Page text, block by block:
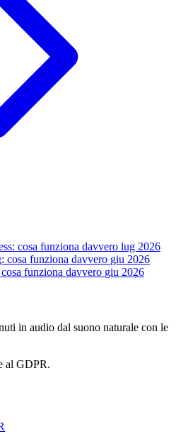
cosa funziona davvero lug 2026
cosa funziona davvero giu 2026
funziona davvero giu 2026
in audio dal suono naturale con le
al GDPR.